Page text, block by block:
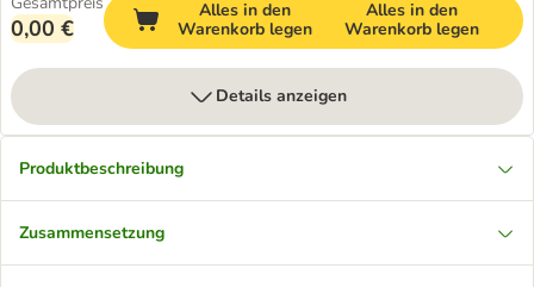
0,00 €
Alles in den
Warenkorb legen
Alles in den
Warenkorb legen
Details anzeigen
Produktbeschreibung
Zusammensetzung